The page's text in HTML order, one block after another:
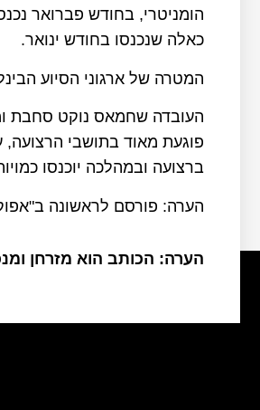
כאלה שנכנסו בחודש ינואר.
המטרה של ארגוני הסיוע הבינלאומיים
העובדה שחמאס נוקט סחבת
ברצועה ובמהלכה יוכנסו
הערה: פורסם לראשונה
הערה: הכותב הוא מזרחן